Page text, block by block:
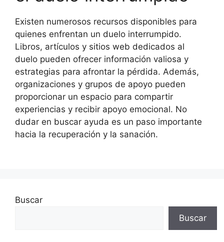
Existen numerosos recursos disponibles para
quienes enfrentan un duelo interrumpido.
Libros, artículos y sitios web dedicados al
duelo pueden ofrecer información valiosa y
estrategias para afrontar la pérdida. Además,
organizaciones y grupos de apoyo pueden
proporcionar un espacio para compartir
experiencias y recibir apoyo emocional. No
dudar en buscar ayuda es un paso importante
hacia la recuperación y la sanación.
Buscar
Buscar